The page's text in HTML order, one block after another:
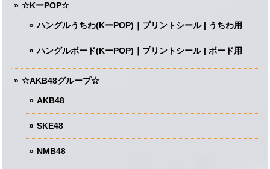
☆KーPOP☆
ハングルうちわ(KーPOP)｜プリントシール | うちわ用
ハングルボード(KーPOP)｜プリントシール | ボード用
☆AKB48グループ☆
AKB48
SKE48
NMB48